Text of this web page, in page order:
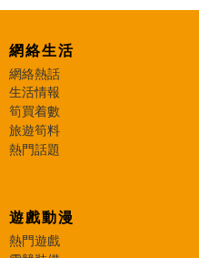
網絡生活
網絡熱話
生活情報
筍買着數
旅遊筍料
熱門話題
遊戲動漫
熱門遊戲